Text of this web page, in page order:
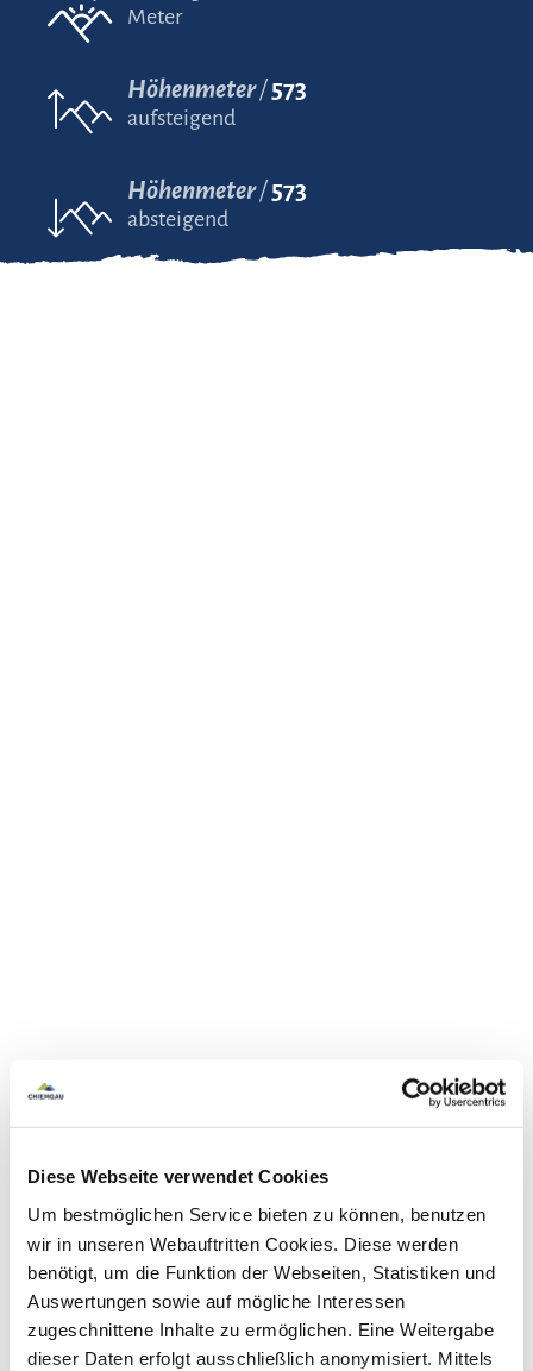
Diese Webseite verwendet Cookies
Um bestmöglichen Service bieten zu können, benutzen
wir in unseren Webauftritten Cookies. Diese werden
benötigt, um die Funktion der Webseiten, Statistiken und
Auswertungen sowie auf mögliche Interessen
zugeschnittene Inhalte zu ermöglichen. Eine Weitergabe
dieser Daten erfolgt ausschließlich anonymisiert. Mittels
Meter
Höhenmeter 573
aufsteigend
Höhenmeter 573
absteigend